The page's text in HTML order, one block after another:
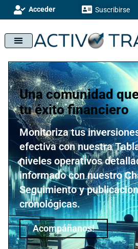
Acceder Suscribirse
Una comunidad
tu éxito financiero
Monitoriza tus
efectiva con nuestra
niveles operativos
informado con nuestro
Seguimiento y
cronológicas.
Acompáñanos!